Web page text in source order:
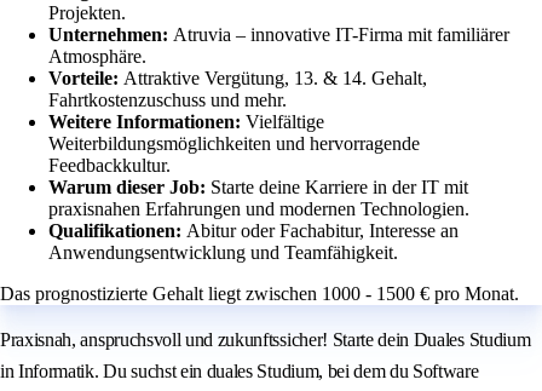
Projekten.
Unternehmen: Atruvia – innovative IT-Firma mit familiärer
Atmosphäre.
Vorteile: Attraktive Vergütung, 13. & 14. Gehalt,
Fahrtkostenzuschuss und mehr.
Weitere Informationen: Vielfältige
Weiterbildungsmöglichkeiten und hervorragende
Feedbackkultur.
Warum dieser Job: Starte deine Karriere in der IT mit
praxisnahen Erfahrungen und modernen Technologien.
Qualifikationen: Abitur oder Fachabitur, Interesse an
Anwendungsentwicklung und Teamfähigkeit.
Das prognostizierte Gehalt liegt zwischen 1000 - 1500 € pro Monat.
Praxisnah, anspruchsvoll und zukunftssicher! Starte dein Duales Studium
in Informatik. Du suchst ein duales Studium, bei dem du Software